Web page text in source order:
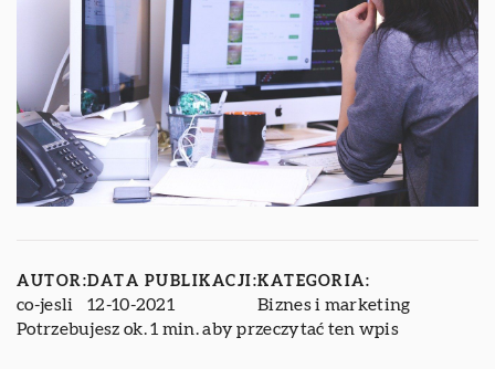
AUTOR:
co-jesli
DATA PUBLIKACJI:
12-10-2021
KATEGORIA:
Biznes i marketing
Potrzebujesz ok. 1 min. aby przeczytać ten wpis